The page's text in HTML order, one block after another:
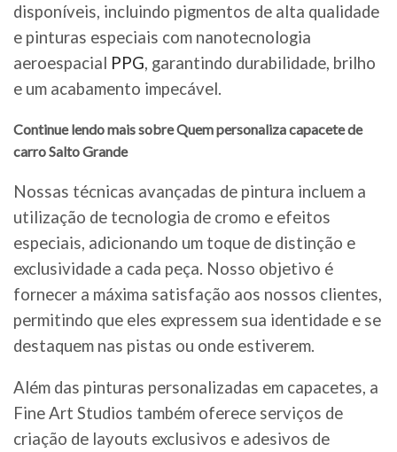
disponíveis, incluindo pigmentos de alta qualidade
e pinturas especiais com nanotecnologia
aeroespacial PPG, garantindo durabilidade, brilho
e um acabamento impecável.
Continue lendo mais sobre Quem personaliza capacete de
carro Salto Grande
Nossas técnicas avançadas de pintura incluem a
utilização de tecnologia de cromo e efeitos
especiais, adicionando um toque de distinção e
exclusividade a cada peça. Nosso objetivo é
fornecer a máxima satisfação aos nossos clientes,
permitindo que eles expressem sua identidade e se
destaquem nas pistas ou onde estiverem.
Além das pinturas personalizadas em capacetes, a
Fine Art Studios também oferece serviços de
criação de layouts exclusivos e adesivos de